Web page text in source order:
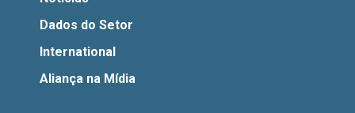
Dados do Setor
International
Aliança na Mídia